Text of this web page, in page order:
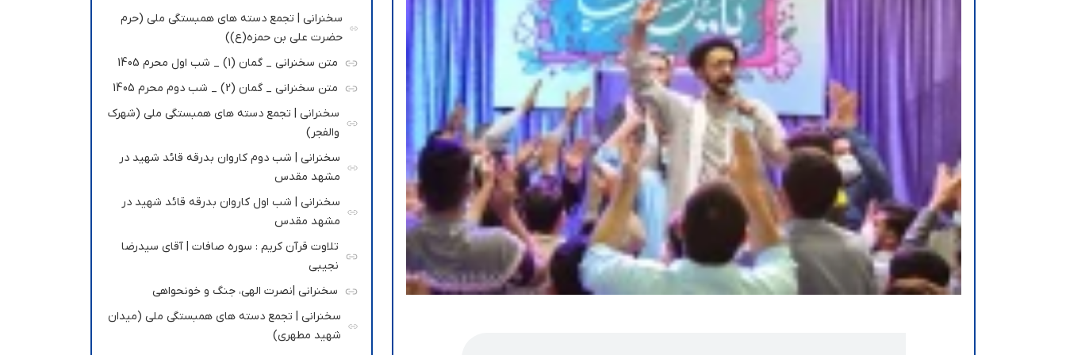
سخنرانی | تجمع دسته های همبستگی ملی (حرم
حضرت علی بن حمزه(ع))
متن سخنرانی _ گمان (1) _ شب اول محرم 1405
متن سخنرانی _ گمان (2) _ شب دوم محرم 1405
سخنرانی | تجمع دسته های همبستگی ملی (شهرک
والفجر)
سخنرانی | شب دوم کاروان بدرقه قائد شهید در
مشهد مقدس
سخنرانی | شب اول کاروان بدرقه قائد شهید در
مشهد مقدس
تلاوت قرآن کریم : سوره صافات | آقای سیدرضا
نجیبی
سخنرانی |نصرت الهی، جنگ و خونحواهی
سخنرانی | تجمع دسته های همبستگی ملی (میدان
شهید مطهری)